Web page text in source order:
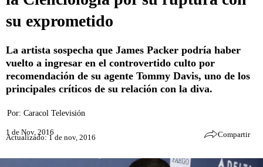
su exprometido
La artista sospecha que James Packer podría haber
vuelto a ingresar en el controvertido culto por
recomendación de su agente Tommy Davis, uno de los
principales críticos de su relación con la diva.
Por: Caracol Televisión
1 de Nov, 2016
Actualizado: 1 de nov, 2016 Compartir